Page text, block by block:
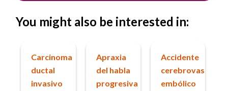
You might also be interested in:
Carcinoma
ductal
invasivo
Apraxia
del habla
progresiva
Accidente
cerebrovascular
embólico